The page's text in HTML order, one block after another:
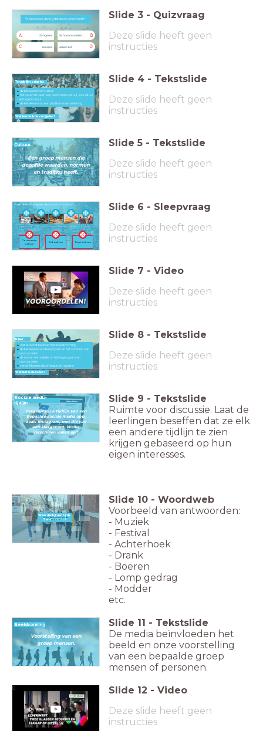
Welk beroep denk jij dat deze vrouw heeft?
A Zangeres B
Schoonmaakster
C Lerares D
Advocaat
Slide 3 - Quizvraag
Deze slide heeft geen
instructies
Wat leerde ik de vorige les?
de betekenis van cultuur
het verschil tussen een dominante cultuur, subcultuur
en tegencultuur
de betekenis van een pluriforme samenleving
Terugblik vorige les Slide 4 - Tekstslide
Deze slide heeft geen
instructies
Cultuur
Een groep mensen die
dezelfde waarden, normen
en tradities heeft.
Slide 5 - Tekstslide
Deze slide heeft geen
instructies
Klimaatactiviste
Greta Thunberg
Getatoëerde man Backpackers
Kerstdiner
Sleep de afbeelding naar de juiste soort cultuur.
Koningsdag
Dominante
cultuur
Subcultuur Tegencultuur
Slide 6 - Sleepvraag
Deze slide heeft geen
instructies
Slide 7 - Video
Deze slide heeft geen
instructies
Wat leer ik deze les?
wat er wordt bedoeld met beeldvorming
de betekenis van stereotypen en het ontstaan van
vooroordelen
de rol van rolmodellen in het tegengaan van
vooroordelen
verschil tussen discriminatie en racisme
Ik leer... Slide 8 - Tekstslide
Deze slide heeft geen
instructies
Sociale media-
tijdlijn
Vergelijk jouw tijdlijn van een
bepaalde sociale media app,
zoals instagram, met die van
een klasgenoot. Welke
verschillen vallen op?
Slide 9 - Tekstslide
Ruimte voor discussie. Laat de
leerlingen beseffen dat ze elk
een andere tijdlijn te zien
krijgen gebaseerd op hun
eigen interesses.
Waar denk jij aan bij de
Zwarte Cross?
Waar denk jij aan bij de
Zwarte Cross?
Slide 10 - Woordweb
Voorbeeld van antwoorden:
- Muziek
- Festival
- Achterhoek
- Drank
- Boeren
- Lomp gedrag
- Modder
etc.
Beeldvorming
Voorstelling van een
groep mensen.
Slide 11 - Tekstslide
De media beïnvloeden het
beeld en onze voorstelling
van een bepaalde groep
mensen of personen.
0 Slide 12 - Video
Deze slide heeft geen
instructies